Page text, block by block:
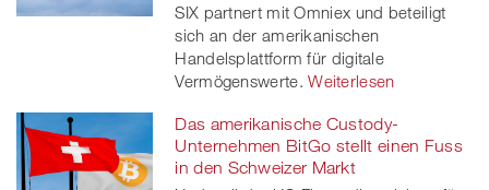
SIX partnert mit Omniex und beteiligt
sich an der amerikanischen
Handelsplattform für digitale
Vermögenswerte. Weiterlesen
Das amerikanische Custody-
Unternehmen BitGo stellt einen Fuss
in den Schweizer Markt